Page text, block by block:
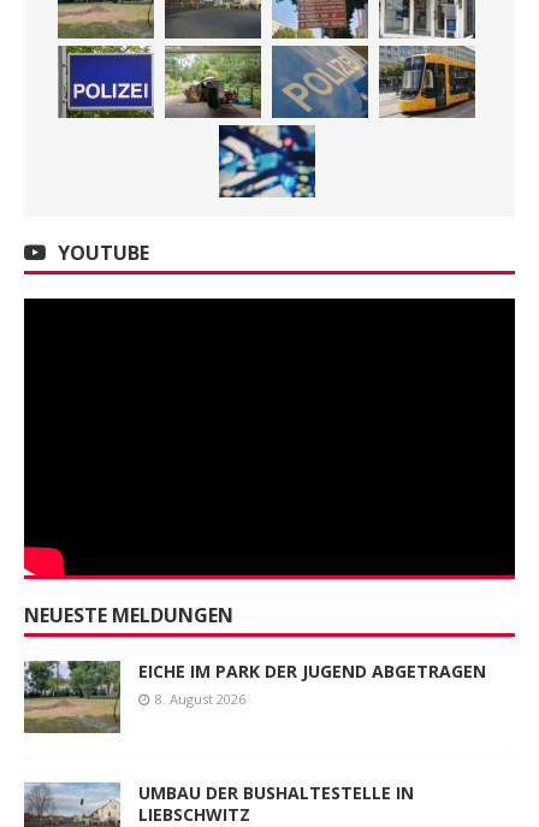
YOUTUBE
NEUESTE MELDUNGEN
EICHE IM PARK DER JUGEND ABGETRAGEN
8. August 2026
UMBAU DER BUSHALTESTELLE IN
LIEBSCHWITZ